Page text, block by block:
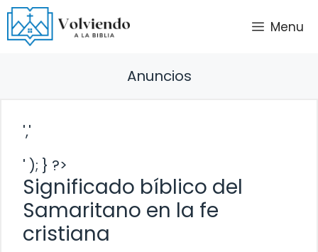
Saltar
al
contenido
Menu
Anuncios
','
' ); } ?>
Significado bíblico del
Samaritano en la fe
cristiana